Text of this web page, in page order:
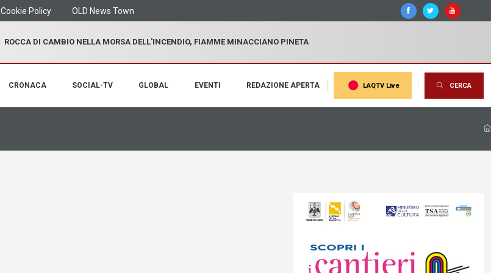
Cookie Policy OLD News Town
ROCCA DI CAMBIO NELLA MORSA DELL'INCENDIO, FIAMME MINACCIANO PINETA
CRONACA SOCIAL-TV GLOBAL EVENTI REDAZIONE APERTA LAQTV Live CERCA